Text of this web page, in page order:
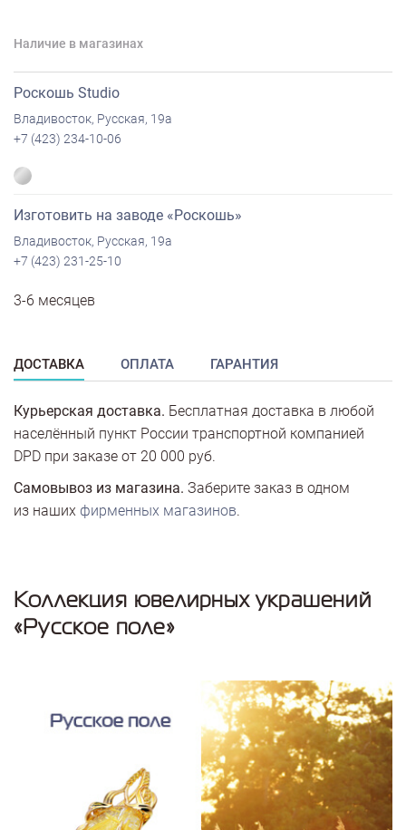
Наличие в магазинах
Роскошь Studio
Владивосток, Русская, 19а
+7 (423) 234-10-06
Изготовить на заводе «Роскошь»
Владивосток, Русская, 19а
+7 (423) 231-25-10
3-6 месяцев
ДОСТАВКА ОПЛАТА ГАРАНТИЯ
Курьерская доставка. Бесплатная доставка в любой
населённый пункт России транспортной компанией
DPD при заказе от 20 000 руб.
Самовывоз из магазина. Заберите заказ в одном
из наших фирменных магазинов.
Коллекция ювелирных украшений
«Русское поле»